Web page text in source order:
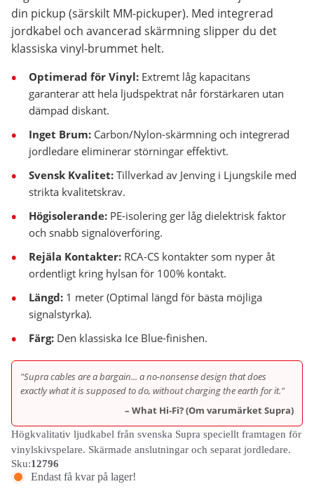
din pickup (särskilt MM-pickuper). Med integrerad
jordkabel och avancerad skärmning slipper du det
klassiska vinyl-brummet helt.
Optimerad för Vinyl: Extremt låg kapacitans
garanterar att hela ljudspektrat når förstärkaren utan
dämpad diskant.
Inget Brum: Carbon/Nylon-skärmning och integrerad
jordledare eliminerar störningar effektivt.
Svensk Kvalitet: Tillverkad av Jenving i Ljungskile med
strikta kvalitetskrav.
Högisolerande: PE-isolering ger låg dielektrisk faktor
och snabb signalöverföring.
Rejäla Kontakter: RCA-CS kontakter som nyper åt
ordentligt kring hylsan för 100% kontakt.
Längd: 1 meter (Optimal längd för bästa möjliga
signalstyrka).
Färg: Den klassiska Ice Blue-finishen.
"Supra cables are a bargain... a no-nonsense design that does
exactly what it is supposed to do, without charging the earth for it."
– What Hi-Fi? (Om varumärket Supra)
Högkvalitativ ljudkabel från svenska Supra speciellt framtagen för
vinylskivspelare. Skärmade anslutningar och separat jordledare.
Sku:12796
Endast få kvar på lager!